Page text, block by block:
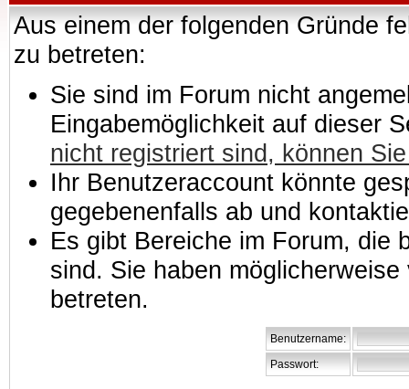
Aus einem der folgenden Gründe
zu betreten:
Sie sind im Forum nicht
Eingabemöglichkeit auf dieser
nicht registriert sind, können
Ihr Benutzeraccount könnte
gegebenenfalls ab und
Es gibt Bereiche im Forum, die
sind. Sie haben
betreten.
Benutzername:
Passwort: